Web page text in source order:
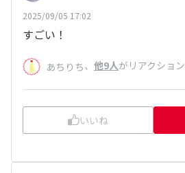
2025/09/05 17:02
すごい！
あちりち、 他9人がリアクション
いいね